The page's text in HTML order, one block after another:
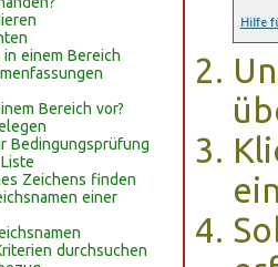
einem Bereich
Bereich vor?
Bedingungsprüfung
Zeichens finden
einer
durchsuchen